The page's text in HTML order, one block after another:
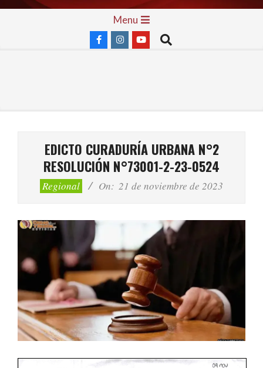
Skip
Menu
Search
EDICTO CURADURÍA URBANA N°2
RESOLUCIÓN N°73001-2-23-0524
Regional On: 21 de noviembre de 2023